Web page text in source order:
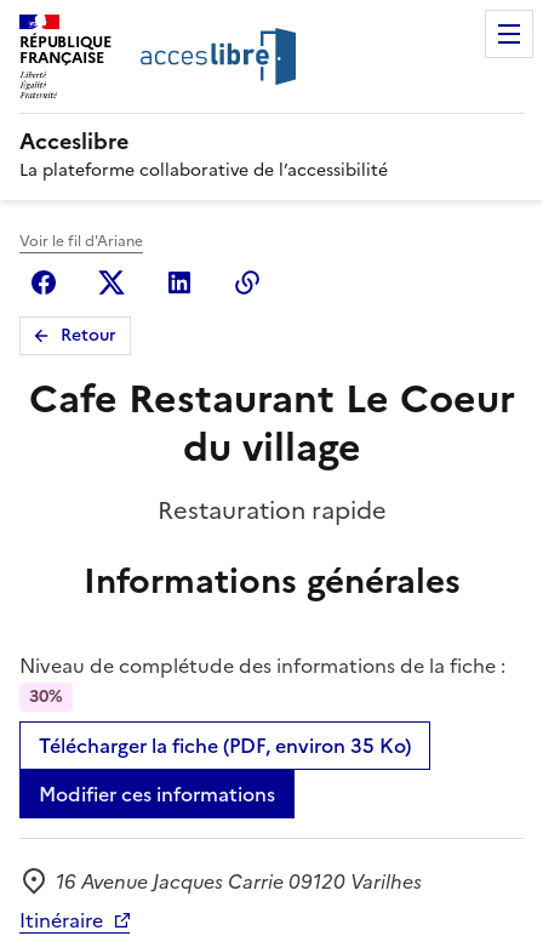
RÉPUBLIQUE
FRANÇAISE
Acceslibre
La plateforme collaborative de l’accessibilité
Voir le fil d'Ariane
FacebookX (anciennement Twitter)
Linkedin
Retour
Cafe Restaurant Le Coeur
du village
Restauration rapide
Informations générales
Niveau de complétude des informations de la fiche :
30%
Télécharger la fiche (PDF, environ 35 Ko)
Modifier ces informations
Adresse
16 Avenue Jacques Carrie 09120 Varilhes
Itinéraire